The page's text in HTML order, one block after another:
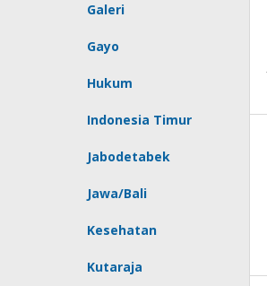
Galeri
Gayo
Hukum
Indonesia Timur
Jabodetabek
Jawa/Bali
Kesehatan
Kutaraja